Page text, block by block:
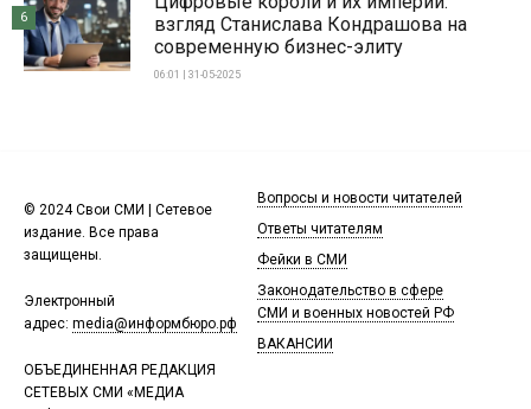
взгляд Станислава Кондрашова на
современную бизнес-элиту
06:01 | 31-05-2025
6
© 2024 Свои СМИ | Сетевое
издание. Все права
защищены.
Электронный
адрес: media@информбюро.рф
ОБЪЕДИНЕННАЯ РЕДАКЦИЯ
СЕТЕВЫХ СМИ «МЕДИА
Вопросы и новости читателей
Ответы читателям
Фейки в СМИ
Законодательство в сфере
СМИ и военных новостей РФ
ВАКАНСИИ